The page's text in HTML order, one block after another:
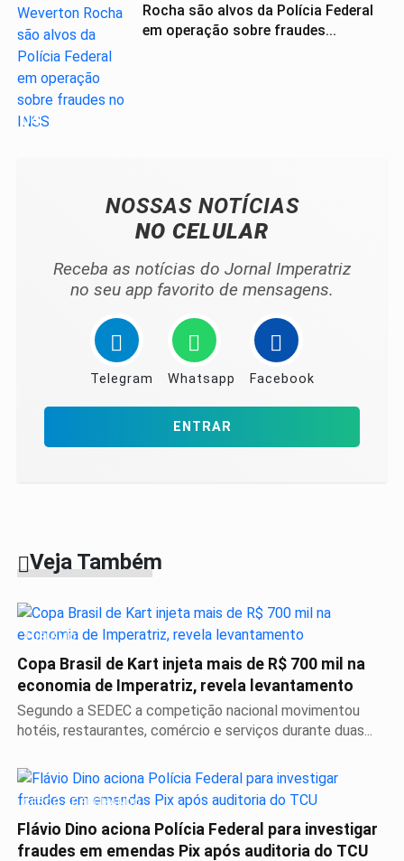
04
Rocha são alvos da Polícia Federal
em operação sobre fraudes...
NOSSAS NOTÍCIAS
NO CELULAR
Receba as notícias do Jornal Imperatriz
no seu app favorito de mensagens.
Telegram Whatsapp Facebook
ENTRAR
Veja Também
TURISMO
Copa Brasil de Kart injeta mais de R$ 700 mil na
economia de Imperatriz, revela levantamento
Segundo a SEDEC a competição nacional movimentou
hotéis, restaurantes, comércio e serviços durante duas...
CERCO SE FECHANDO
Flávio Dino aciona Polícia Federal para investigar
fraudes em emendas Pix após auditoria do TCU